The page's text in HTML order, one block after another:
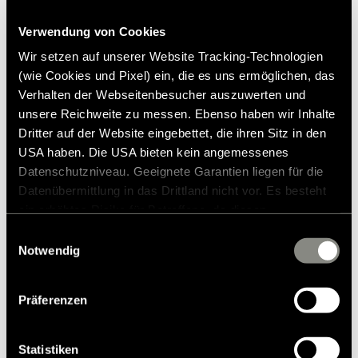
Verwendung von Cookies
Wir setzen auf unserer Website Tracking-Technologien
(wie Cookies und Pixel) ein, die es uns ermöglichen, das
Verhalten der Webseitenbesucher auszuwerten und
unsere Reichweite zu messen. Ebenso haben wir Inhalte
Dritter auf der Website eingebettet, die ihren Sitz in den
USA haben. Die USA bieten kein angemessenes
Datenschutzniveau. Geeignete Garantien liegen für die
Datenübermittlung in das Drittland nicht vor. Es besteht
zustehen. Eingesetzte Dienstleister können Daten für
zusammenführen. Weitere Informationen finden Sie in
unsererDatenschutzerklärung
. Akzeptieren Sie oder
Einstellungen aus, erteilen Sie uns Ihre Einwilligung zur
Notwendig
Präferenzen
Statistiken
Flora-dekor, färg elfenben
4.011,00 kr.
Rekommenderat försäljningspris*
Lägg till i önskelistan
Passar artikeln till mitt fordon?
* Hymer originaltillbehör är inte tillgängliga från fabriken,
utan kan endast beställas och eftermonteras via din
återförsäljare. Bilder kan ändras.